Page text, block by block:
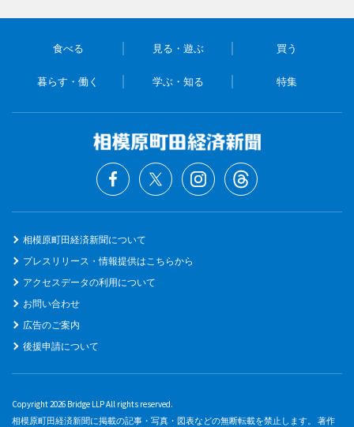
食べる 見る・遊ぶ 買う
暮らす・働く 学ぶ・知る 特集
相模原町田経済新聞について
プレスリリース・情報提供はこちらから
アクセスデータの利用について
お問い合わせ
広告のご案内
後援申請について
Copyright 2026 Bridge LLP All rights reserved.
相模原町田経済新聞に掲載の記事・写真・図表などの無断転載を禁止します。 著作